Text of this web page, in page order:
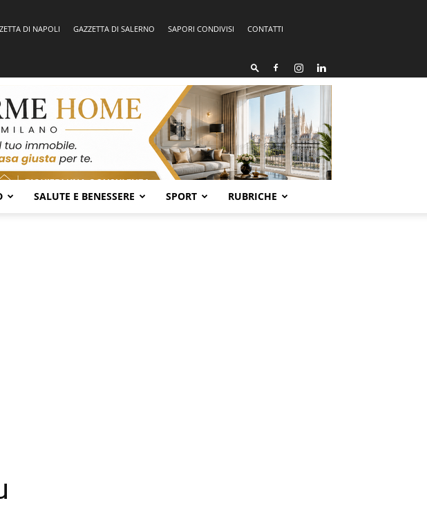
DI NAPOLI GAZZETTA DI SALERNO SAPORI CONDIVISI
CONTATTI
SALUTE E BENESSERE SPORT RUBRICHE